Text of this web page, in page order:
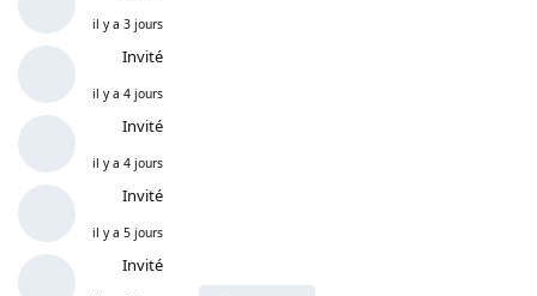
il y a 3 jours
Invité
il y a 4 jours
Invité
il y a 4 jours
Invité
il y a 5 jours
Invité